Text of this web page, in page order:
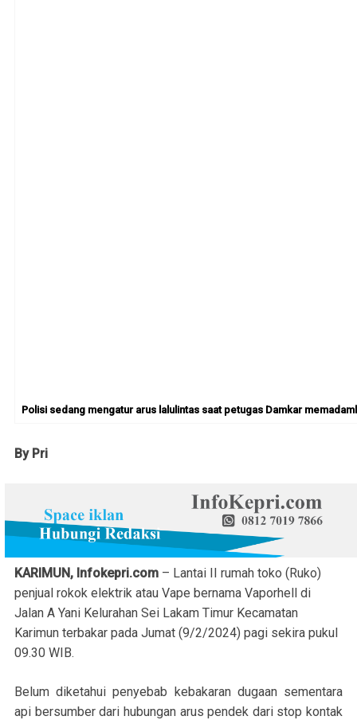
Polisi sedang mengatur arus lalulintas saat petugas Damkar
By Pri
KARIMUN, Infokepri.com – Lantai II rumah toko (Ruko)
penjual rokok elektrik atau Vape bernama Vaporhell di
Jalan A Yani Kelurahan Sei Lakam Timur Kecamatan
Karimun terbakar pada Jumat (9/2/2024) pagi sekira pukul
09.30 WIB.
Belum diketahui penyebab kebakaran dugaan sementara
api bersumber dari hubungan arus pendek dari stop kontak